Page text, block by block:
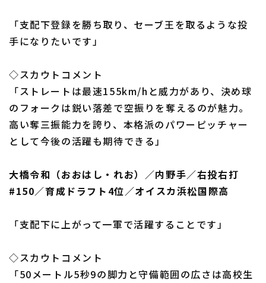
「支配下登録を勝ち取り、セーブ王を取るような投
手になりたいです」
◇スカウトコメント
「ストレートは最速155km/hと威力があり、決め球
のフォークは鋭い落差で空振りを奪えるのが魅力。
高い奪三振能力を誇り、本格派のパワーピッチャー
として今後の活躍も期待できる」
大橋令和（おおはし・れお）／内野手／右投右打
#150／育成ドラフト4位／オイスカ浜松国際高
「支配下に上がって一軍で活躍することです」
◇スカウトコメント
「50メートル5秒9の脚力と守備範囲の広さは高校生